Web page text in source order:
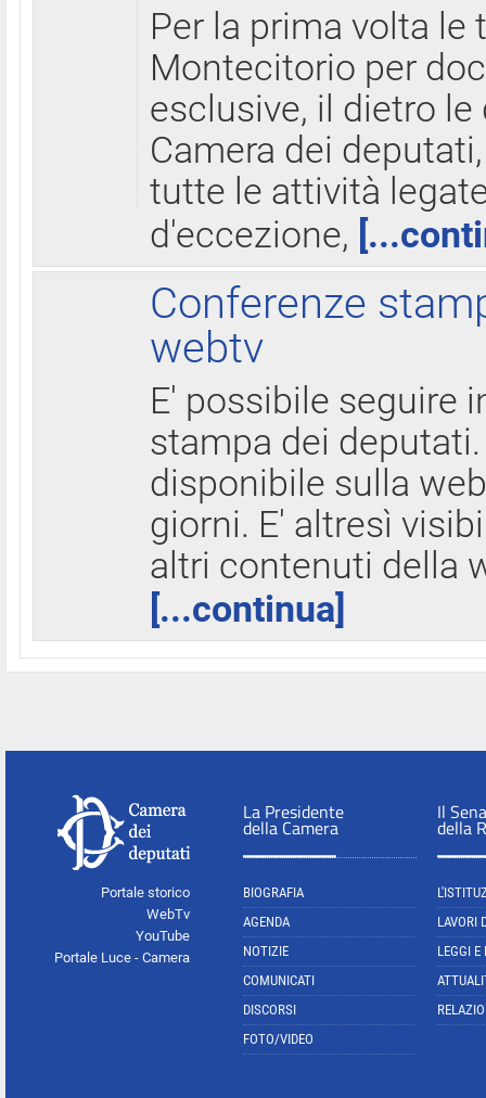
Per la prima volta le
Montecitorio per
esclusive, il dietro
Camera dei
tutte le attività
d'eccezione,
Conferenze
webtv
E' possibile seguire
stampa dei
disponibile sulla
giorni. E' altresì
altri contenuti della
[...continua]
Portale storico
WebTv
YouTube
Portale Luce - Camera
La Presidente
della Camera
BIOGRAFIA
AGENDA
NOTIZIE
COMUNICATI
DISCORSI
FOTO/VIDEO
Il
della
LAVORI
LEGGI E